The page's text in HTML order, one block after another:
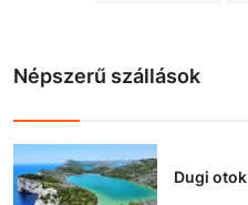
Népszerű szállások
Dugi otok